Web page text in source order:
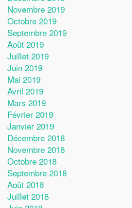
Novembre 2019
Octobre 2019
Septembre 2019
Août 2019
Juillet 2019
Juin 2019
Mai 2019
Avril 2019
Mars 2019
Février 2019
Janvier 2019
Décembre 2018
Novembre 2018
Octobre 2018
Septembre 2018
Août 2018
Juillet 2018